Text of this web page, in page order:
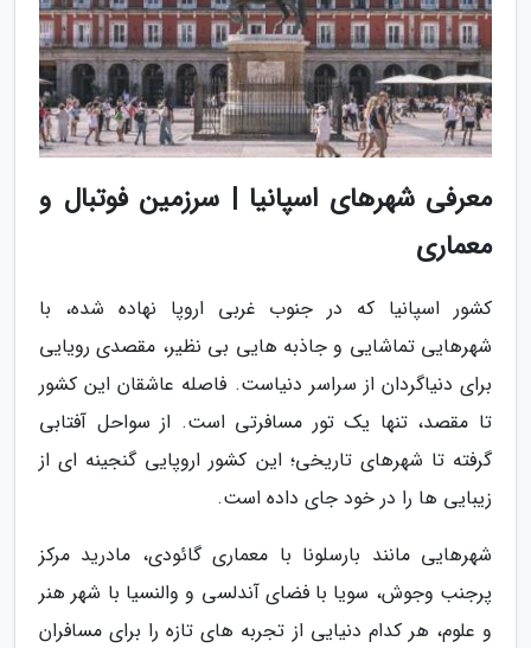
معرفی شهرهای اسپانیا | سرزمین فوتبال و
معماری
کشور اسپانیا که در جنوب غربی اروپا نهاده شده، با
شهرهایی تماشایی و جاذبه هایی بی نظیر، مقصدی رویایی
برای دنیاگردان از سراسر دنیاست. فاصله عاشقان این کشور
تا مقصد، تنها یک تور مسافرتی است. از سواحل آفتابی
گرفته تا شهرهای تاریخی؛ این کشور اروپایی گنجینه ای از
زیبایی ها را در خود جای داده است.
شهرهایی مانند بارسلونا با معماری گائودی، مادرید مرکز
پرجنب وجوش، سویا با فضای آندلسی و والنسیا با شهر هنر
و علوم، هر کدام دنیایی از تجربه های تازه را برای مسافران